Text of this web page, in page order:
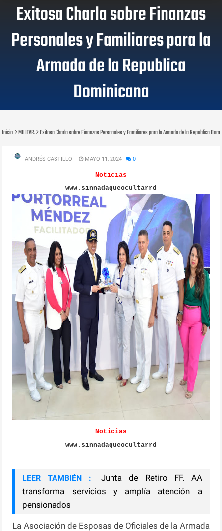
Exitosa Charla sobre Finanzas
Personales y Familiares para la
Armada de la Republica
Dominicana
Inicio MILITAR. Exitosa Charla sobre Finanzas Personales y Familiares para la Armada de la Republica
ANDRÉS CASTILLO MAYO 11, 2024 0
Noticias
www.sinnadaqueocultarrd
Noticias
www.sinnadaqueocultarrd
LEER TAMBIÉN :
Junta de Retiro FF. AA
transforma servicios y amplía atención a
pensionados
La Asociación de Esposas de Oficiales de la Armada